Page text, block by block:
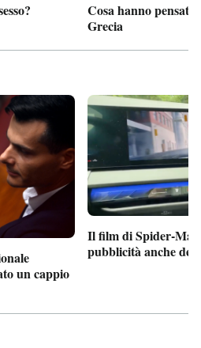
Cosa hanno pensato
Grecia
un cappio
Il film di Spider-Man
pubblicità anche